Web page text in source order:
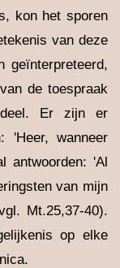
kon het sporen
van deze
geïnterpreteerd,
de toespraak
Er zijn er
'Heer, wanneer
antwoorden: 'Al
van mijn
Mt.25,37-40).
op elke